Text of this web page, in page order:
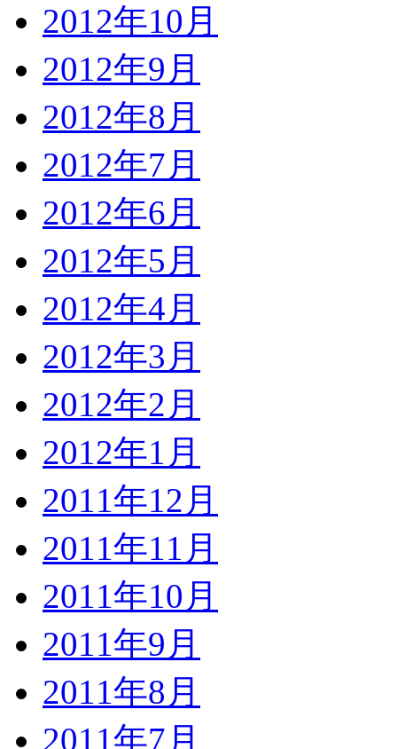
2012年10月
2012年9月
2012年8月
2012年7月
2012年6月
2012年5月
2012年4月
2012年3月
2012年2月
2012年1月
2011年12月
2011年11月
2011年10月
2011年9月
2011年8月
2011年7月